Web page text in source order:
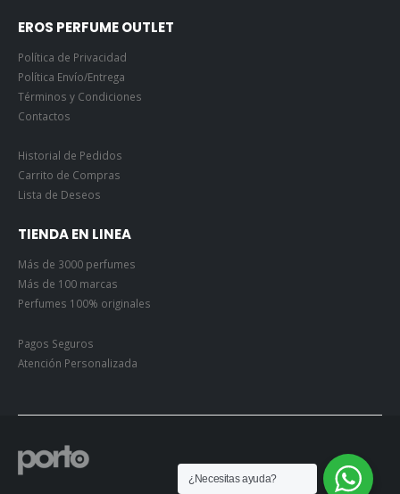
EROS PERFUME OUTLET
Política de Privacidad
Política Envío/Entrega
Términos y Condiciones
Contactos
Historial de Pedidos
Carrito de Compras
Lista de Deseos
TIENDA EN LINEA
Más de 3000 perfumes
Más de 100 marcas
Perfumes 100% originales
Pagos Seguros
Atención Personalizada
¿Necesitas ayuda?